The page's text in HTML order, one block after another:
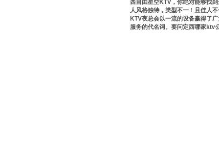
西自由星空KTV，你绝对能够找
人风格独特，类型不一！且佳人
KTV夜总会以一流的设备赢得了
服务的代名词。要问定西哪家ktv